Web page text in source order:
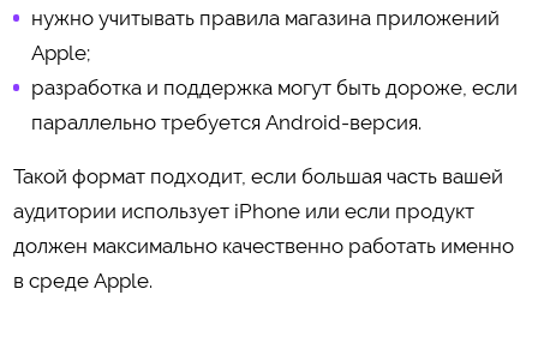
нужно учитывать правила магазина приложений
Apple;
разработка и поддержка могут быть дороже, если
параллельно требуется Android-версия.
Такой формат подходит, если большая часть вашей
аудитории использует iPhone или если продукт
должен максимально качественно работать именно
в среде Apple.